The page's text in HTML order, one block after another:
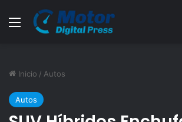
Menú
Inicio / Autos
Autos